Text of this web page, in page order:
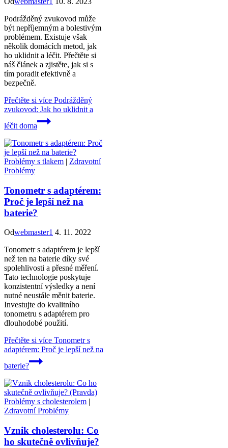
Podrážděný zvukovod může
být nepříjemným a bolestivým
problémem. Existuje však
několik domácích metod, jak
ho uklidnit a léčit. Přečtěte si
náš článek a zjistěte, jak si s
tím poradit efektivně a
bezpečně.
Přečtěte si více Podrážděný
zvukovod: Jak ho uklidnit a
léčit doma
Problémy s tlakem | Zdravotní
Problémy
Tonometr s adaptérem:
Proč je lepší než na
baterie?
Odwebmaster1 4. 11. 2022
Tonometr s adaptérem je lepší
než ten na baterie díky své
spolehlivosti a přesné měření.
Tato technologie poskytuje
konzistentní výsledky a není
nutné neustále měnit baterie.
Investujte do kvalitního
tonometru s adaptérem pro
dlouhodobé použití.
Přečtěte si více Tonometr s
adaptérem: Proč je lepší než na
baterie?
Problémy s cholesterolem |
Zdravotní Problémy
Vznik cholesterolu: Co
ho skutečně ovlivňuje?